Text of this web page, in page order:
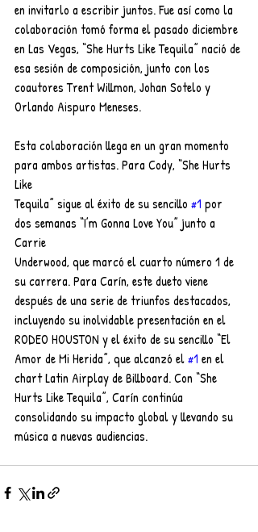
en invitarlo a escribir juntos. Fue así como la
colaboración tomó forma el pasado diciembre
en Las Vegas, “She Hurts Like Tequila” nació de
esa sesión de composición, junto con los
coautores Trent Willmon, Johan Sotelo y
Orlando Aispuro Meneses.
Esta colaboración llega en un gran momento
para ambos artistas. Para Cody, “She Hurts
Like
Tequila” sigue al éxito de su sencillo #1 por
dos semanas “I’m Gonna Love You” junto a
Carrie
Underwood, que marcó el cuarto número 1 de
su carrera. Para Carín, este dueto viene
después de una serie de triunfos destacados,
incluyendo su inolvidable presentación en el
RODEO HOUSTON y el éxito de su sencillo “El
Amor de Mi Herida”, que alcanzó el #1 en el
chart Latin Airplay de Billboard. Con “She
Hurts Like Tequila”, Carín continúa
consolidando su impacto global y llevando su
música a nuevas audiencias.